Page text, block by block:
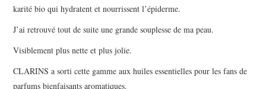
karité bio qui hydratent et nourrissent l’épiderme.
J’ai retrouvé tout de suite une grande souplesse de ma peau.
Visiblement plus nette et plus jolie.
CLARINS a sorti cette gamme aux huiles essentielles pour les fans de
parfums bienfaisants aromatiques.